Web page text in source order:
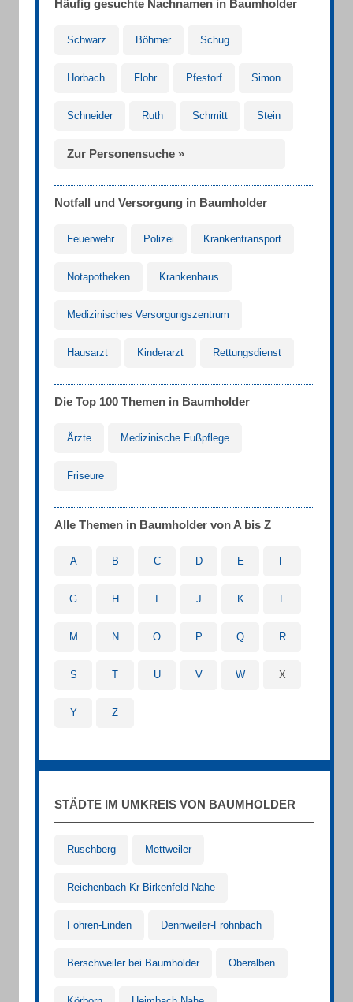
Häufig gesuchte Nachnamen in Baumholder
Schwarz Böhmer Schug
Horbach Flohr Pfestorf Simon
Schneider Ruth Schmitt Stein
Zur Personensuche »
Notfall und Versorgung in Baumholder
Feuerwehr Polizei Krankentransport
Notapotheken Krankenhaus
Medizinisches Versorgungszentrum
Hausarzt Kinderarzt Rettungsdienst
Die Top 100 Themen in Baumholder
Ärzte Medizinische Fußpflege
Friseure
Alle Themen in Baumholder von A bis Z
A B C D E F
G H J K L
M N O P Q R
S T U V W X
Y Z
STÄDTE IM UMKREIS VON BAUMHOLDER
Ruschberg Mettweiler
Reichenbach Kr Birkenfeld Nahe
Fohren-Linden Dennweiler-Frohnbach
Berschweiler bei Baumholder Oberalben